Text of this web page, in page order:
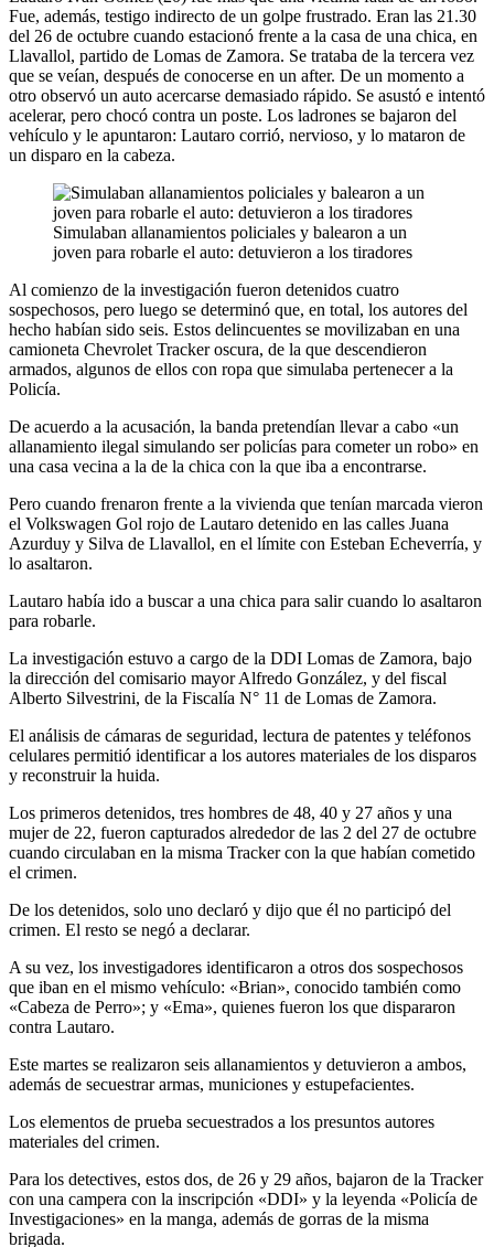
Fue, además, testigo indirecto de un golpe frustrado. Eran las 21.30
del 26 de octubre cuando estacionó frente a la casa de una chica, en
Llavallol, partido de Lomas de Zamora. Se trataba de la tercera vez
que se veían, después de conocerse en un after. De un momento a
otro observó un auto acercarse demasiado rápido. Se asustó e intentó
acelerar, pero chocó contra un poste. Los ladrones se bajaron del
vehículo y le apuntaron: Lautaro corrió, nervioso, y lo mataron de
un disparo en la cabeza.
Simulaban allanamientos policiales y balearon a un
joven para robarle el auto: detuvieron a los tiradores
Al comienzo de la investigación fueron detenidos cuatro
sospechosos, pero luego se determinó que, en total, los autores del
hecho habían sido seis. Estos delincuentes se movilizaban en una
camioneta Chevrolet Tracker oscura, de la que descendieron
armados, algunos de ellos con ropa que simulaba pertenecer a la
Policía.
De acuerdo a la acusación, la banda pretendían llevar a cabo «un
allanamiento ilegal simulando ser policías para cometer un robo» en
una casa vecina a la de la chica con la que iba a encontrarse.
Pero cuando frenaron frente a la vivienda que tenían marcada vieron
el Volkswagen Gol rojo de Lautaro detenido en las calles Juana
Azurduy y Silva de Llavallol, en el límite con Esteban Echeverría, y
lo asaltaron.
Lautaro había ido a buscar a una chica para salir cuando lo asaltaron
para robarle.
La investigación estuvo a cargo de la DDI Lomas de Zamora, bajo
la dirección del comisario mayor Alfredo González, y del fiscal
Alberto Silvestrini, de la Fiscalía N° 11 de Lomas de Zamora.
El análisis de cámaras de seguridad, lectura de patentes y teléfonos
celulares permitió identificar a los autores materiales de los disparos
y reconstruir la huida.
Los primeros detenidos, tres hombres de 48, 40 y 27 años y una
mujer de 22, fueron capturados alrededor de las 2 del 27 de octubre
cuando circulaban en la misma Tracker con la que habían cometido
el crimen.
De los detenidos, solo uno declaró y dijo que él no participó del
crimen. El resto se negó a declarar.
A su vez, los investigadores identificaron a otros dos sospechosos
que iban en el mismo vehículo: «Brian», conocido también como
«Cabeza de Perro»; y «Ema», quienes fueron los que dispararon
contra Lautaro.
Este martes se realizaron seis allanamientos y detuvieron a ambos,
además de secuestrar armas, municiones y estupefacientes.
Los elementos de prueba secuestrados a los presuntos autores
materiales del crimen.
Para los detectives, estos dos, de 26 y 29 años, bajaron de la Tracker
con una campera con la inscripción «DDI» y la leyenda «Policía de
Investigaciones» en la manga, además de gorras de la misma
brigada.